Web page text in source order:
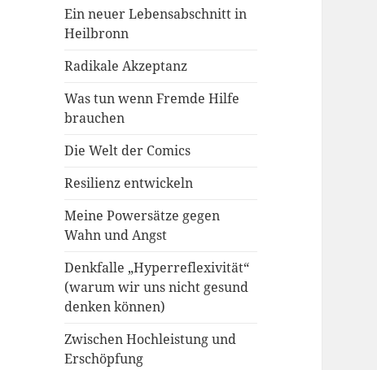
Ein neuer Lebensabschnitt in
Heilbronn
Radikale Akzeptanz
Was tun wenn Fremde Hilfe
brauchen
Die Welt der Comics
Resilienz entwickeln
Meine Powersätze gegen
Wahn und Angst
Denkfalle „Hyperreflexivität“
(warum wir uns nicht gesund
denken können)
Zwischen Hochleistung und
Erschöpfung